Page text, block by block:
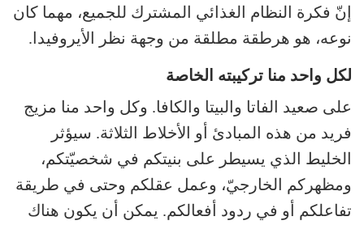
إنّ فكرة النظام الغذائي المشترك للجميع، مهما كان
نوعه، هو هرطقة مطلقة من وجهة نظر الأيروفيدا.
لكل واحد منا تركيبته الخاصة
على صعيد الفاتا والبيتا والكافا. وكل واحد منا مزيج
فريد من هذه المبادئ أو الأخلاط الثلاثة. سيؤثر
الخليط الذي يسيطر على بنيتكم في شخصيّتكم،
ومظهركم الخارجيّ، وعمل عقلكم وحتى في طريقة
تفاعلكم أو في ردود أفعالكم. يمكن أن يكون هناك